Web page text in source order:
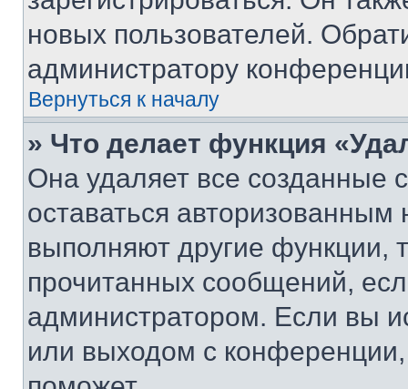
новых пользователей.
администратору
Вернуться к началу
» Что делает функция
Она удаляет все созданные
оставаться
выполняют другие функции,
прочитанных сообщений,
администратором. Если вы
или выходом с